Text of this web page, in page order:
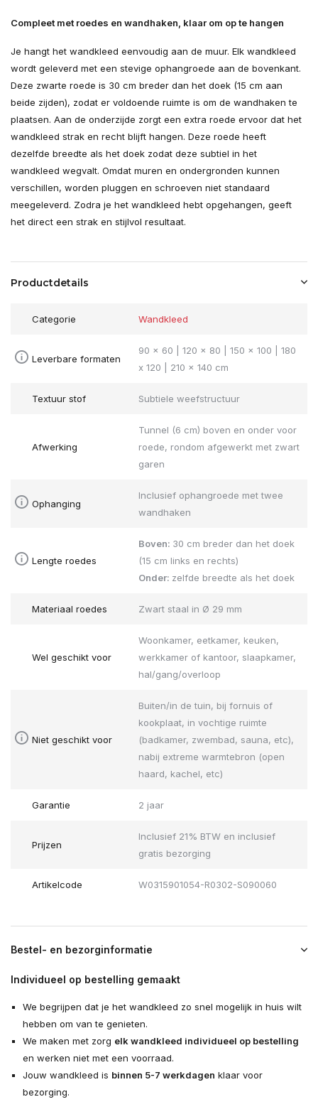
Compleet met roedes en wandhaken, klaar om op te hangen
Je hangt het wandkleed eenvoudig aan de muur. Elk wandkleed
wordt geleverd met een stevige ophangroede aan de bovenkant.
Deze zwarte roede is 30 cm breder dan het doek (15 cm aan
beide zijden), zodat er voldoende ruimte is om de wandhaken te
plaatsen. Aan de onderzijde zorgt een extra roede ervoor dat het
wandkleed strak en recht blijft hangen. Deze roede heeft
dezelfde breedte als het doek zodat deze subtiel in het
wandkleed wegvalt. Omdat muren en ondergronden kunnen
verschillen, worden pluggen en schroeven niet standaard
meegeleverd. Zodra je het wandkleed hebt opgehangen, geeft
het direct een strak en stijlvol resultaat.
Productdetails
Categorie Wandkleed
Leverbare formaten
90 x 60 | 120 x 80 | 150 x 100 | 180
x 120 | 210 x 140 cm
Textuur stof Subtiele weefstructuur
Afwerking
Tunnel (6 cm) boven en onder voor
roede, rondom afgewerkt met zwart
garen
Ophanging
Inclusief ophangroede met twee
wandhaken
Lengte roedes
Boven: 30 cm breder dan het doek
(15 cm links en rechts)
Onder: zelfde breedte als het doek
Materiaal roedes Zwart staal in Ø 29 mm
Wel geschikt voor
Woonkamer, eetkamer, keuken,
werkkamer of kantoor, slaapkamer,
hal/gang/overloop
Niet geschikt voor
Buiten/in de tuin, bij fornuis of
kookplaat, in vochtige ruimte
(badkamer, zwembad, sauna, etc),
nabij extreme warmtebron (open
haard, kachel, etc)
Garantie 2 jaar
Prijzen
Inclusief 21% BTW en inclusief
gratis bezorging
Artikelcode W0315901054-R0302-S090060
Bestel- en bezorginformatie
Individueel op bestelling gemaakt
We begrijpen dat je het wandkleed zo snel mogelijk in huis wilt
hebben om van te genieten.
We maken met zorg elk wandkleed individueel op bestelling
en werken niet met een voorraad.
Jouw wandkleed is binnen 5-7 werkdagen klaar voor
bezorging.